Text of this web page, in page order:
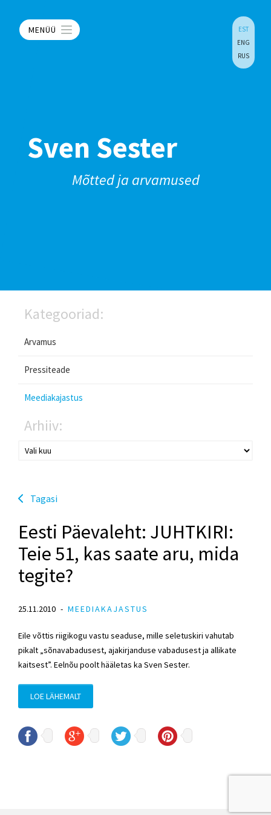
MENÜÜ
EST
ENG
RUS
Sven Sester
Mõtted ja arvamused
Kategooriad:
Arvamus
Pressiteade
Meediakajastus
Arhiiv:
Tagasi
Eesti Päevaleht: JUHTKIRI:
Teie 51, kas saate aru, mida
tegite?
25.11.2010 MEEDIAKAJASTUS
Eile võttis riigikogu vastu seaduse, mille seletuskiri vahutab
pikalt „sõnavabadusest, ajakirjanduse vabadusest ja allikate
kaitsest”. Eelnõu poolt hääletas ka Sven Sester.
LOE LÄHEMALT